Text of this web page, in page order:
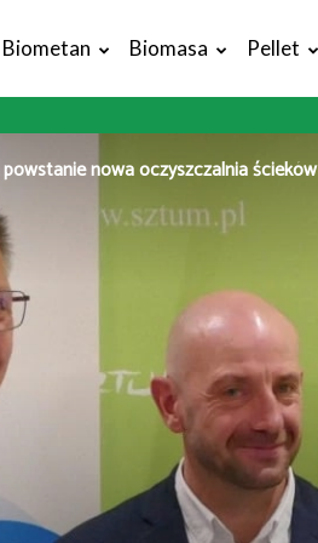
Biometan Biomasa Pellet
nowa oczyszczalnia ścieków